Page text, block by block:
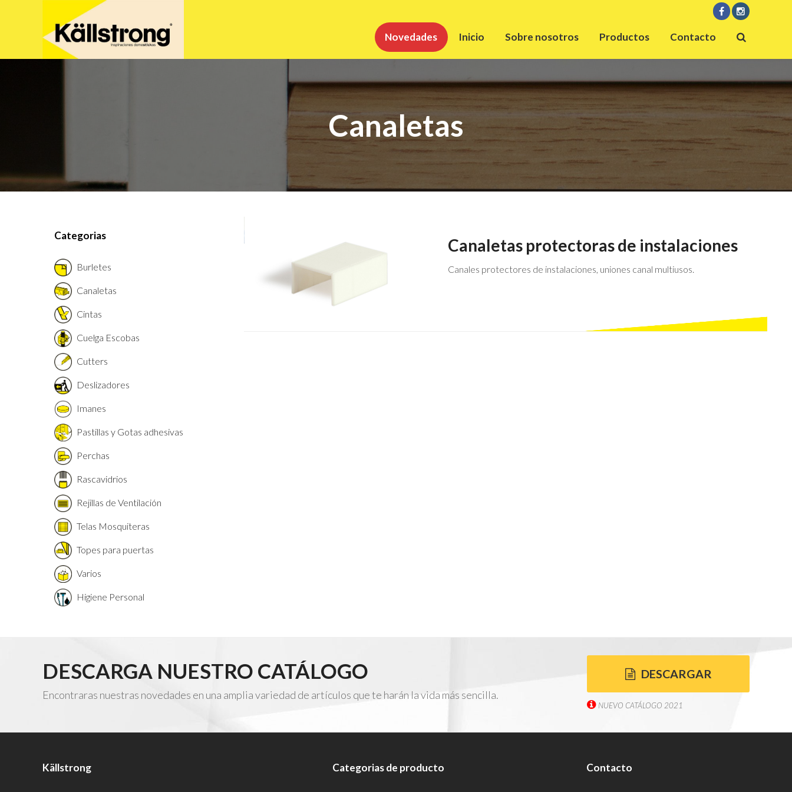
Novedades Inicio Sobre nosotros Productos Contacto
Canaletas
Canaletas protectoras de instalaciones
Canales protectores de instalaciones, uniones canal multiusos.
Categorias
Burletes
Canaletas
Cintas
Cuelga Escobas
Cutters
Deslizadores
Imanes
Pastillas y Gotas adhesivas
Perchas
Rascavidrios
Rejillas de Ventilación
Telas Mosquiteras
Topes para puertas
Varios
Higiene Personal
DESCARGA NUESTRO CATÁLOGO
Encontraras nuestras novedades en una amplia variedad de artículos que te harán la vida más sencilla.
DESCARGAR
NUEVO CATÁLOGO 2021
Källstrong Categorias de producto Contacto